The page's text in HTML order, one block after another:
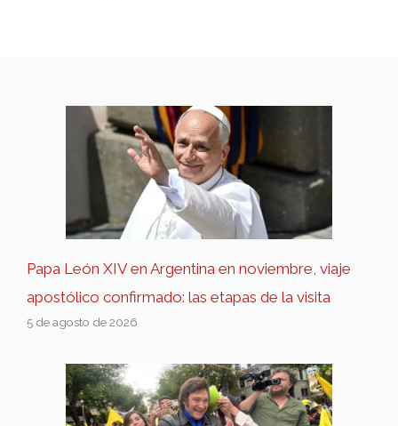
Papa León XIV en Argentina en noviembre, viaje
apostólico confirmado: las etapas de la visita
5 de agosto de 2026